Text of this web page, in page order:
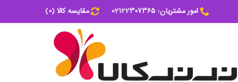
امور مشتریان: 02122307365 مقایسه کالا (0
)